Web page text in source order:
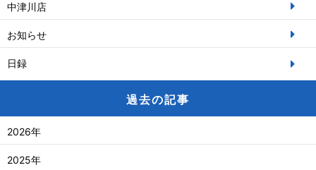
中津川店
お知らせ
日録
過去の記事
2026年
2025年